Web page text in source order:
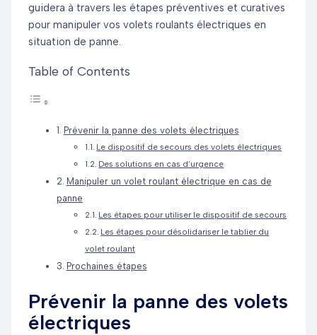
guidera à travers les étapes préventives et curatives
pour manipuler vos volets roulants électriques en
situation de panne.
Table of Contents
Prévenir la panne des volets électriques
Le dispositif de secours des volets électriques
Des solutions en cas d’urgence
Manipuler un volet roulant électrique en cas de
panne
Les étapes pour utiliser le dispositif de secours
Les étapes pour désolidariser le tablier du
volet roulant
Prochaines étapes
Prévenir la panne des volets
électriques